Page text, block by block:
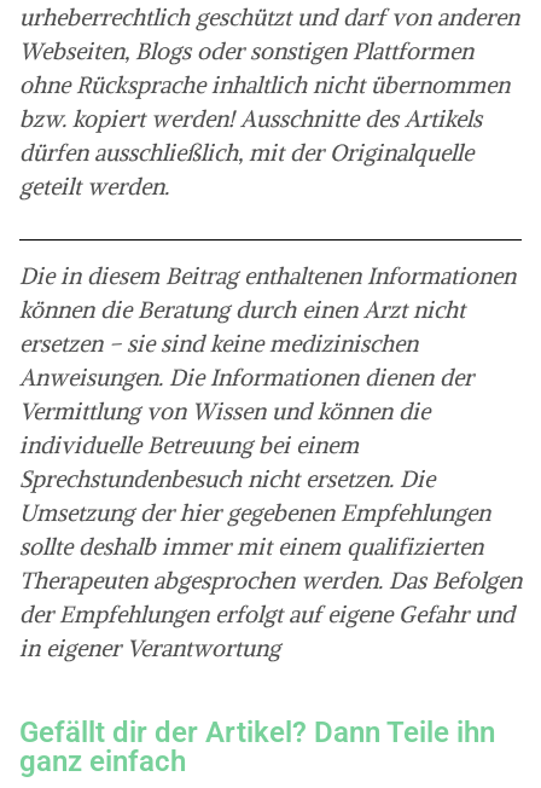
urheberrechtlich geschützt und darf von anderen
Webseiten, Blogs oder sonstigen Plattformen
ohne Rücksprache inhaltlich nicht übernommen
bzw. kopiert werden! Ausschnitte des Artikels
dürfen ausschließlich, mit der Originalquelle
geteilt werden.
Die in diesem Beitrag enthaltenen Informationen
können die Beratung durch einen Arzt nicht
ersetzen – sie sind keine medizinischen
Anweisungen. Die Informationen dienen der
Vermittlung von Wissen und können die
individuelle Betreuung bei einem
Sprechstundenbesuch nicht ersetzen. Die
Umsetzung der hier gegebenen Empfehlungen
sollte deshalb immer mit einem qualifizierten
Therapeuten abgesprochen werden. Das Befolgen
der Empfehlungen erfolgt auf eigene Gefahr und
in eigener Verantwortung
Gefällt dir der Artikel? Dann Teile ihn
ganz einfach